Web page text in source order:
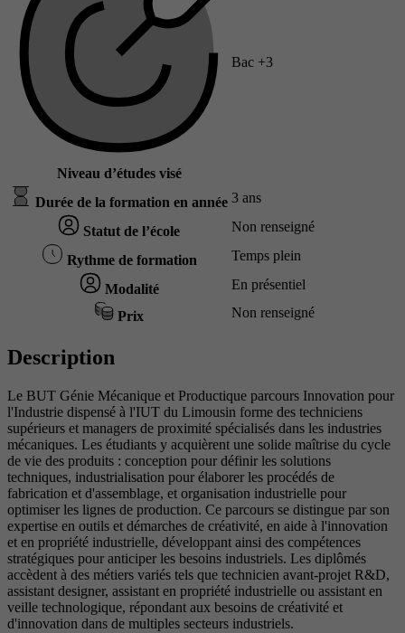
Niveau d’études visé
Bac +3
Durée de la formation en année 3 ans
Statut de l’école Non renseigné
Rythme de formation Temps plein
Modalité En présentiel
Prix Non renseigné
Description
Le BUT Génie Mécanique et Productique parcours Innovation pour
l'Industrie dispensé à l'IUT du Limousin forme des techniciens
supérieurs et managers de proximité spécialisés dans les industries
mécaniques. Les étudiants y acquièrent une solide maîtrise du cycle
de vie des produits : conception pour définir les solutions
techniques, industrialisation pour élaborer les procédés de
fabrication et d'assemblage, et organisation industrielle pour
optimiser les lignes de production. Ce parcours se distingue par son
expertise en outils et démarches de créativité, en aide à l'innovation
et en propriété industrielle, développant ainsi des compétences
stratégiques pour anticiper les besoins industriels. Les diplômés
accèdent à des métiers variés tels que technicien avant-projet R&D,
assistant designer, assistant en propriété industrielle ou assistant en
veille technologique, répondant aux besoins de créativité et
d'innovation dans de multiples secteurs industriels.